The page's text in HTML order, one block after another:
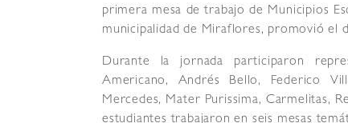
primera mesa de trabajo de Municipios
municipalidad de Miraflores, promovió el
Durante la jornada participaron
Americano, Andrés Bello, Federico
Mercedes, Mater Purissima, Carmelitas,
estudiantes trabajaron en seis mesas